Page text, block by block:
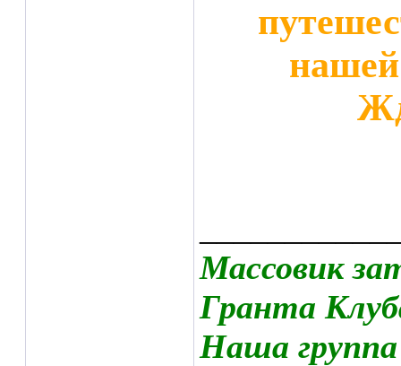
Массовик
Гранта
Наша